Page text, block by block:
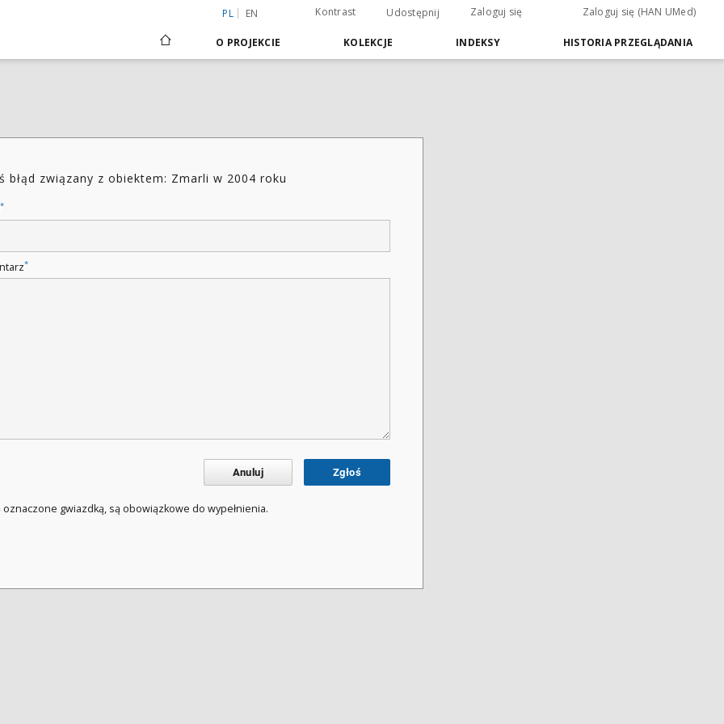
PL EN Kontrast Udostępnij Zaloguj się Zaloguj się (HAN UMed)
O PROJEKCIE KOLEKCJE INDEKSY HISTORIA PRZEGLĄDANIA
błąd związany z obiektem: Zmarli w 2004 roku
*
*
Anuluj Zgłoś
oznaczone gwiazdką, są obowiązkowe do wypełnienia.